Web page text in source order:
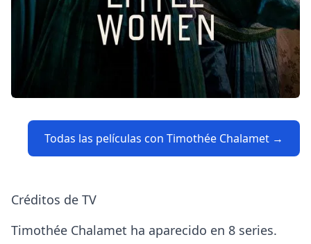
Todas las películas con Timothée Chalamet →
Créditos de TV
Timothée Chalamet ha aparecido en 8 series.